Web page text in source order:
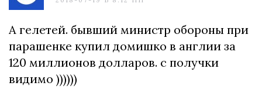
А гелетей. бывший министр обороны при
парашенке купил домишко в англии за
120 миллионов долларов. с получки
видимо ))))))